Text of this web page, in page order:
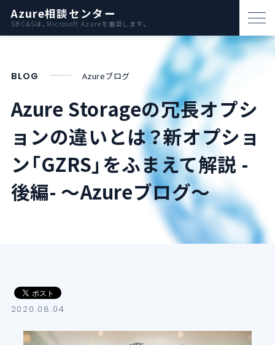
Azure相談センター
SB C&Sは、Microsoft Azureを推奨します。
パートナー支援
資料ダウンロード
お問い合わせ
Azureとは
AWS比較
ブログ
BLOG Azureブログ
Azure Storageの冗長オプシ
ョンの違いとは？新オプショ
ン「GZRS」をふまえて解説 -
後編- ～Azureブログ～
2020.08.04